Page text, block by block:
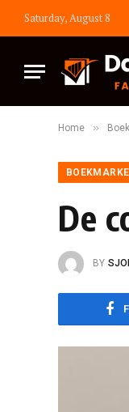
Saturday, August 8
Home »
De
BY